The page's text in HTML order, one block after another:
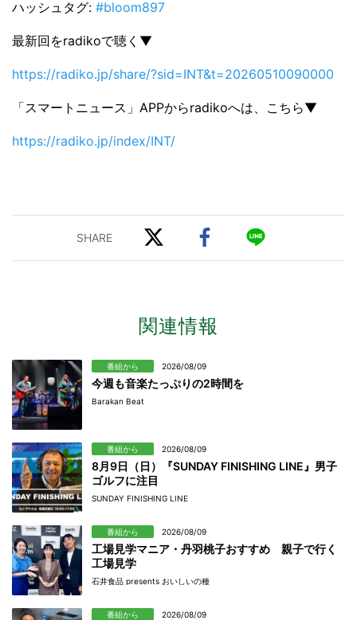
ハッシュタグ: #bloom897
最新回をradikoで聴く▼
https://radiko.jp/share/?sid=INT&t=20260510090000
「スマートニュース」APPからradikoへは、こちら▼
https://radiko.jp/index/INT/
関連情報
番組から 2026/08/09
今週も音楽たっぷりの2時間を
Barakan Beat
番組から 2026/08/09
8月9日（日）『SUNDAY FINISHING LINE』男子
ゴルフに注目
SUNDAY FINISHING LINE
番組から 2026/08/09
工場見学マニア・丹羽桃子おすすめ 親子で行く
工場見学
石井食品 presents おいしいの種
番組から 2026/08/09